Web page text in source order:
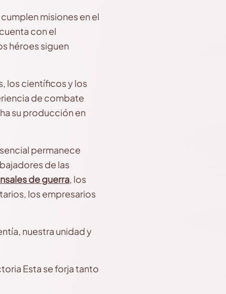
misiones en el
con el
héroes siguen
los científicos y los
de combate
su producción en
permanece
de las
de guerra, los
los empresarios
nuestra unidad y
Esta se forja tanto